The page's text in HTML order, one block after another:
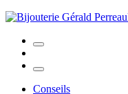
Conseils